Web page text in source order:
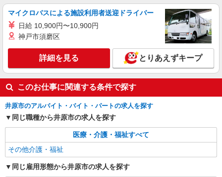
マイクロバスによる施設利用者送迎ドライバー
日給 10,900円〜10,900円
神戸市須磨区
詳細を見る とりあえずキープ
このお仕事に関連する条件で探す
井原市のアルバイト・バイト・パートの求人を探す
同じ職種から井原市の求人を探す
医療・介護・福祉すべて
その他介護・福祉
同じ雇用形態から井原市の求人を探す